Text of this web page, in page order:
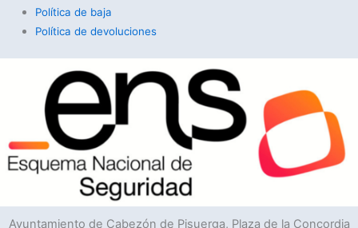
Política de baja
Política de devoluciones
Ayuntamiento de Cabezón de Pisuerga, Plaza de la Concordia